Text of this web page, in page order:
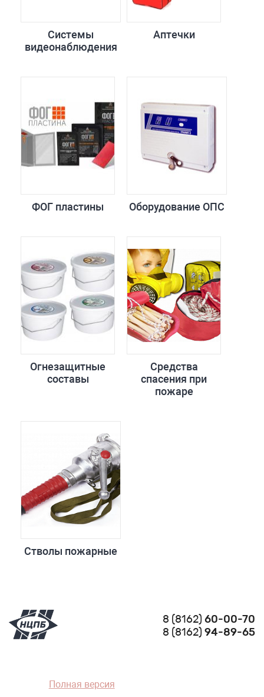
Системы
видеонаблюдения
Аптечки
ФОГ пластины Оборудование ОПС
Огнезащитные
составы
Средства
спасения при
пожаре
Стволы пожарные
8 (8162)60-00-70
8 (8162)94-89-65
Полная версия